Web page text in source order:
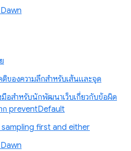
ติของความลึกสำหรับเส้นและจุด
มือสำหรับนักพัฒนาเว็บเกี่ยวกับข้อผิด
ก preventDefault
first and either